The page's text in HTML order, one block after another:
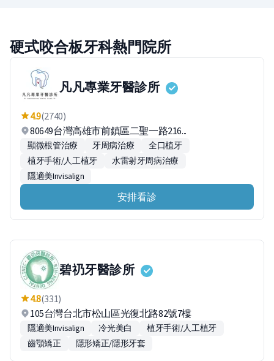
硬式咬合板牙科熱門院所
凡凡專業牙醫診所
4.9(2740)
80649台灣高雄市前鎮區二聖一路216...
顯微根管治療 牙周病治療
全口植牙
植牙手術/人工植牙
水雷射牙周病治療
隱適美Invisalign
安排看診
碧礽牙醫診所
4.8(331)
105台灣台北市松山區光復北路82號7樓
隱適美Invisalign 冷光美白
植牙手術/人工植牙
齒顎矯正
隱形矯正/隱形牙套